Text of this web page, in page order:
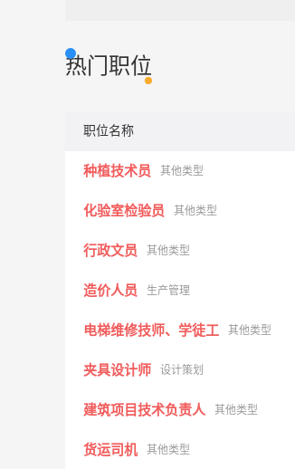
热门职位
职位名称
种植技术员 其他类型
化验室检验员 其他类型
行政文员 其他类型
造价人员 生产管理
电梯维修技师、学徒工 其他类型
夹具设计师 设计策划
建筑项目技术负责人 其他类型
货运司机 其他类型